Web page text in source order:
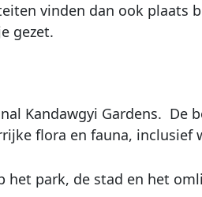
vinden dan ook
gezet.
Kandawgyi Gardens. De
flora en fauna,
park, de stad en het